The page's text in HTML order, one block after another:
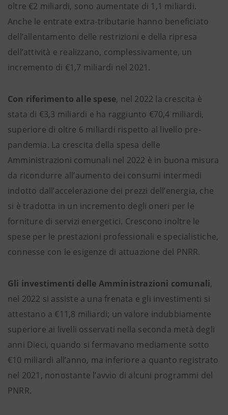
oltre €2 miliardi, sono aumentate di 1,1 miliardi.
Anche le entrate extra-tributarie hanno beneficiato
dell’allentamento delle restrizioni e della ripresa
dell’attività e realizzano, complessivamente, un
incremento di €1,7 miliardi nel 2021.
Con riferimento alle spese, nel 2022 la crescita è
stata di €3,3 miliardi e ha raggiunto €70,4 miliardi,
superiore di oltre 6 miliardi rispetto al livello pre-
pandemia. La crescita della spesa delle
Amministrazioni comunali nel 2022 è in buona misura
da ricondurre all’aumento dei consumi intermedi
indotto dall’accelerazione dei prezzi dell’energia, che
si è tradotta in un incremento degli oneri per le
forniture di servizi energetici. Crescono inoltre le
spese per le prestazioni professionali e specialistiche,
connesse con le esigenze di attuazione del PNRR.
Gli investimenti delle Amministrazioni comunali,
nel 2022 si assiste a una frenata e gli investimenti si
attestano a €11,8 miliardi; un valore indubbiamente
superiore ai livelli osservati nella seconda metà degli
anni Dieci, quando si fermavano mediamente sotto
€10 miliardi all’anno, ma inferiore a quanto registrato
nel 2021, nonostante l’avvio di alcuni programmi del
PNRR.